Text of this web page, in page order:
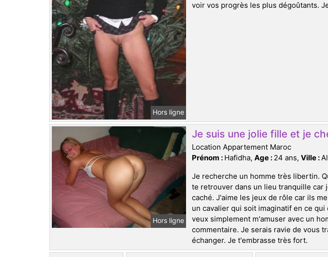
Hors ligne
voir vos progrès les plus dégoûtants.
Hors ligne
Je suis une jolie fille et je
Location Appartement Maroc
Prénom : Hafidha, Age : 24 ans, Ville :
Je recherche un homme très libertin.
te retrouver dans un lieu tranquille
caché. J'aime les jeux de rôle car ils
un cavalier qui soit imaginatif en ce
veux simplement m'amuser avec un
commentaire. Je serais ravie de vous
échanger. Je t'embrasse très fort.